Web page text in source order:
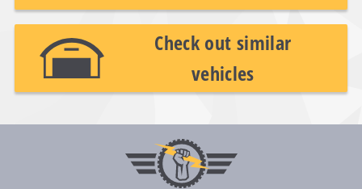
Check out similar
vehicles